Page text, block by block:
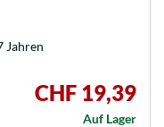
Jahren
CHF 19,39
Auf Lager